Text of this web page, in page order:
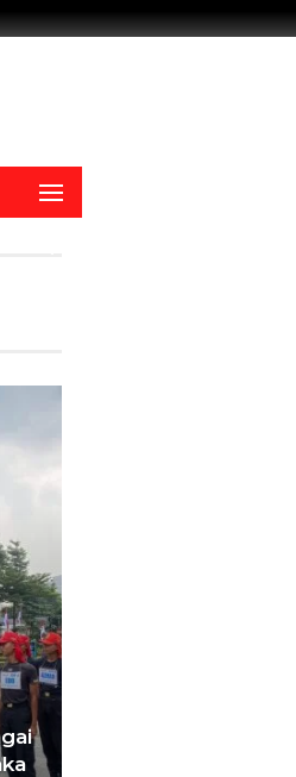
Gerbang Sekolah Dibuka
Mediasi, Pemkot